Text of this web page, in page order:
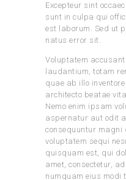
Excepteur sint
sunt in culpa qui
est laborum. Sed ut
natus error sit.
Voluptatem
laudantium, totam
quae ab illo
architecto beatae
Nemo enim ipsam
aspernatur aut odit
consequuntur magni
voluptatem sequi
quisquam est, qui
amet, consectetur,
numquam eius modi